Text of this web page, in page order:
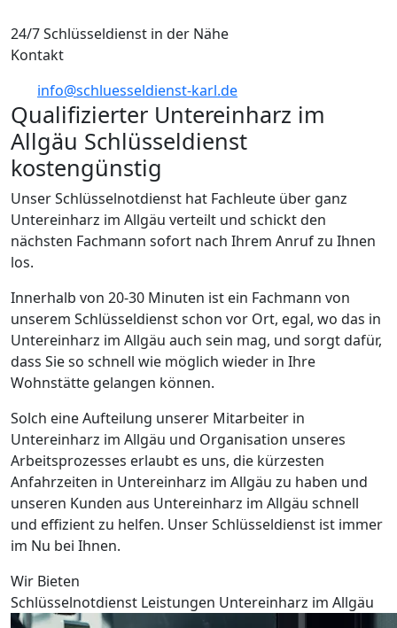
24/7 Schlüsseldienst in der Nähe
Kontakt
info@schluesseldienst-karl.de
Qualifizierter Untereinharz im
Allgäu Schlüsseldienst
kostengünstig
Unser Schlüsselnotdienst hat Fachleute über ganz
Untereinharz im Allgäu verteilt und schickt den
nächsten Fachmann sofort nach Ihrem Anruf zu Ihnen
los.
Innerhalb von 20-30 Minuten ist ein Fachmann von
unserem Schlüsseldienst schon vor Ort, egal, wo das in
Untereinharz im Allgäu auch sein mag, und sorgt dafür,
dass Sie so schnell wie möglich wieder in Ihre
Wohnstätte gelangen können.
Solch eine Aufteilung unserer Mitarbeiter in
Untereinharz im Allgäu und Organisation unseres
Arbeitsprozesses erlaubt es uns, die kürzesten
Anfahrzeiten in Untereinharz im Allgäu zu haben und
unseren Kunden aus Untereinharz im Allgäu schnell
und effizient zu helfen. Unser Schlüsseldienst ist immer
im Nu bei Ihnen.
Wir Bieten
Schlüsselnotdienst Leistungen Untereinharz im Allgäu